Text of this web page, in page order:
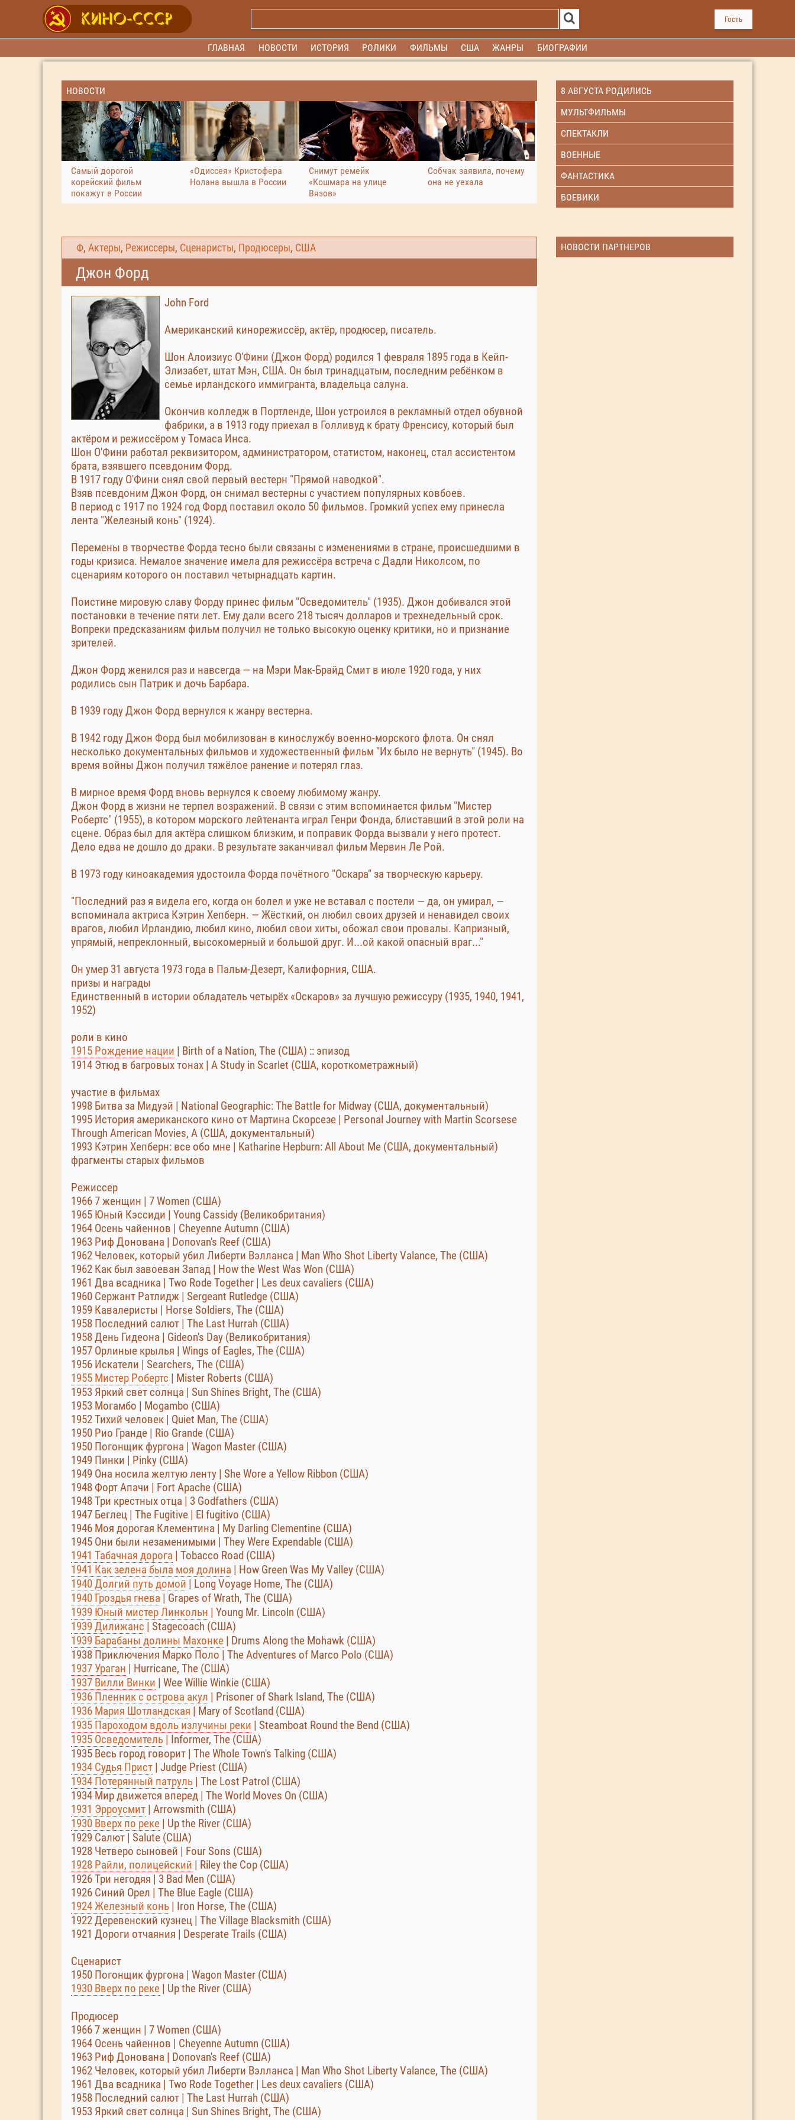
Гость
ГЛАВНАЯ НОВОСТИ ИСТОРИЯ РОЛИКИ ФИЛЬМЫ США ЖАНРЫ БИОГРАФИИ
НОВОСТИ
Самый дорогой
корейский фильм
покажут в России
«Одиссея» Кристофера
Нолана вышла в России
Снимут ремейк
«Кошмара на улице
Вязов»
Собчак заявила, почему
она не уехала
8 АВГУСТА РОДИЛИСЬ
МУЛЬТФИЛЬМЫ
СПЕКТАКЛИ
ВОЕННЫЕ
ФАНТАСТИКА
БОЕВИКИ
Ф, Актеры, Режиссеры, Сценаристы, Продюсеры, США
Джон Форд
John Ford
Американский кинорежиссёр, актёр, продюсер, писатель.
Шон Алоизиус О'Фини (Джон Форд) родился 1 февраля 1895 года в Кейп-
Элизабет, штат Мэн, США. Он был тринадцатым, последним ребёнком в
семье ирландского иммигранта, владельца салуна.
Окончив колледж в Портленде, Шон устроился в рекламный отдел обувной
фабрики, а в 1913 году приехал в Голливуд к брату Френсису, который был
актёром и режиссёром у Томаса Инса.
Шон О'Фини работал реквизитором, администратором, статистом, наконец, стал ассистентом
брата, взявшего псевдоним Форд.
В 1917 году О'Фини снял свой первый вестерн "Прямой наводкой".
Взяв псевдоним Джон Форд, он снимал вестерны с участием популярных ковбоев.
В период с 1917 по 1924 год Форд поставил около 50 фильмов. Громкий успех ему принесла
лента "Железный конь" (1924).
Перемены в творчестве Форда тесно были связаны с изменениями в стране, происшедшими в
годы кризиса. Немалое значение имела для режиссёра встреча с Дадли Николсом, по
сценариям которого он поставил четырнадцать картин.
Поистине мировую славу Форду принес фильм "Осведомитель" (1935). Джон добивался этой
постановки в течение пяти лет. Ему дали всего 218 тысяч долларов и трехнедельный срок.
Вопреки предсказаниям фильм получил не только высокую оценку критики, но и признание
зрителей.
Джон Форд женился раз и навсегда — на Мэри Мак-Брайд Смит в июле 1920 года, у них
родились сын Патрик и дочь Барбара.
В 1939 году Джон Форд вернулся к жанру вестерна.
В 1942 году Джон Форд был мобилизован в кинослужбу военно-морского флота. Он снял
несколько документальных фильмов и художественный фильм "Их было не вернуть" (1945). Во
время войны Джон получил тяжёлое ранение и потерял глаз.
В мирное время Форд вновь вернулся к своему любимому жанру.
Джон Форд в жизни не терпел возражений. В связи с этим вспоминается фильм "Мистер
Робертс" (1955), в котором морского лейтенанта играл Генри Фонда, блиставший в этой роли на
сцене. Образ был для актёра слишком близким, и поправик Форда вызвали у него протест.
Дело едва не дошло до драки. В результате заканчивал фильм Мервин Ле Рой.
В 1973 году киноакадемия удостоила Форда почётного "Оскара" за творческую карьеру.
"Последний раз я видела его, когда он болел и уже не вставал с постели — да, он умирал, —
вспоминала актриса Кэтрин Хепберн. — Жёсткий, он любил своих друзей и ненавидел своих
врагов, любил Ирландию, любил кино, любил свои хиты, обожал свои провалы. Капризный,
упрямый, непреклонный, высокомерный и большой друг. И...ой какой опасный враг..."
Он умер 31 августа 1973 года в Пальм-Дезерт, Калифорния, США.
призы и награды
Единственный в истории обладатель четырёх «Оскаров» за лучшую режиссуру (1935, 1940, 1941,
1952)
роли в кино
1915 Рождение нации | Birth of a Nation, The (США) :: эпизод
1914 Этюд в багровых тонах | A Study in Scarlet (США, короткометражный)
участие в фильмах
1998 Битва за Мидуэй | National Geographic: The Battle for Midway (США, документальный)
1995 История американского кино от Мартина Скорсезе | Personal Journey with Martin Scorsese
Through American Movies, A (США, документальный)
1993 Кэтрин Хепберн: все обо мне | Katharine Hepburn: All About Me (США, документальный)
фрагменты старых фильмов
Режиссер
1966 7 женщин | 7 Women (США)
1965 Юный Кэссиди | Young Cassidy (Великобритания)
1964 Осень чайеннов | Cheyenne Autumn (США)
1963 Риф Донована | Donovan's Reef (США)
1962 Человек, который убил Либерти Вэлланса | Man Who Shot Liberty Valance, The (США)
1962 Как был завоеван Запад | How the West Was Won (США)
1961 Два всадника | Two Rode Together | Les deux cavaliers (США)
1960 Сержант Ратлидж | Sergeant Rutledge (США)
1959 Кавалеристы | Horse Soldiers, The (США)
1958 Последний салют | The Last Hurrah (США)
1958 День Гидеона | Gideon's Day (Великобритания)
1957 Орлиные крылья | Wings of Eagles, The (США)
1956 Искатели | Searchers, The (США)
1955 Мистер Робертс | Mister Roberts (США)
1953 Яркий свет солнца | Sun Shines Bright, The (США)
1953 Могамбо | Mogambo (США)
1952 Тихий человек | Quiet Man, The (США)
1950 Рио Гранде | Rio Grande (США)
1950 Погонщик фургона | Wagon Master (США)
1949 Пинки | Pinky (США)
1949 Она носила желтую ленту | She Wore a Yellow Ribbon (США)
1948 Форт Апачи | Fort Apache (США)
1948 Три крестных отца | 3 Godfathers (США)
1947 Беглец | The Fugitive | El fugitivo (США)
1946 Моя дорогая Клементина | My Darling Clementine (США)
1945 Они были незаменимыми | They Were Expendable (США)
1941 Табачная дорога | Tobacco Road (США)
1941 Как зелена была моя долина | How Green Was My Valley (США)
1940 Долгий путь домой | Long Voyage Home, The (США)
1940 Гроздья гнева | Grapes of Wrath, The (США)
1939 Юный мистер Линкольн | Young Mr. Lincoln (США)
1939 Дилижанс | Stagecoach (США)
1939 Барабаны долины Махонке | Drums Along the Mohawk (США)
1938 Приключения Марко Поло | The Adventures of Marco Polo (США)
1937 Ураган | Hurricane, The (США)
1937 Вилли Винки | Wee Willie Winkie (США)
1936 Пленник с острова акул | Prisoner of Shark Island, The (США)
1936 Мария Шотландская | Mary of Scotland (США)
1935 Пароходом вдоль излучины реки | Steamboat Round the Bend (США)
1935 Осведомитель | Informer, The (США)
1935 Весь город говорит | The Whole Town's Talking (США)
1934 Судья Прист | Judge Priest (США)
1934 Потерянный патруль | The Lost Patrol (США)
1934 Мир движется вперед | The World Moves On (США)
1931 Эрроусмит | Arrowsmith (США)
1930 Вверх по реке | Up the River (США)
1929 Салют | Salute (США)
1928 Четверо сыновей | Four Sons (США)
1928 Райли, полицейский | Riley the Cop (США)
1926 Три негодяя | 3 Bad Men (США)
1926 Синий Орел | The Blue Eagle (США)
1924 Железный конь | Iron Horse, The (США)
1922 Деревенский кузнец | The Village Blacksmith (США)
1921 Дороги отчаяния | Desperate Trails (США)
Сценарист
1950 Погонщик фургона | Wagon Master (США)
1930 Вверх по реке | Up the River (США)
Продюсер
1966 7 женщин | 7 Women (США)
1964 Осень чайеннов | Cheyenne Autumn (США)
1963 Риф Донована | Donovan's Reef (США)
1962 Человек, который убил Либерти Вэлланса | Man Who Shot Liberty Valance, The (США)
1961 Два всадника | Two Rode Together | Les deux cavaliers (США)
1958 Последний салют | The Last Hurrah (США)
1953 Яркий свет солнца | Sun Shines Bright, The (США)
НОВОСТИ ПАРТНЕРОВ